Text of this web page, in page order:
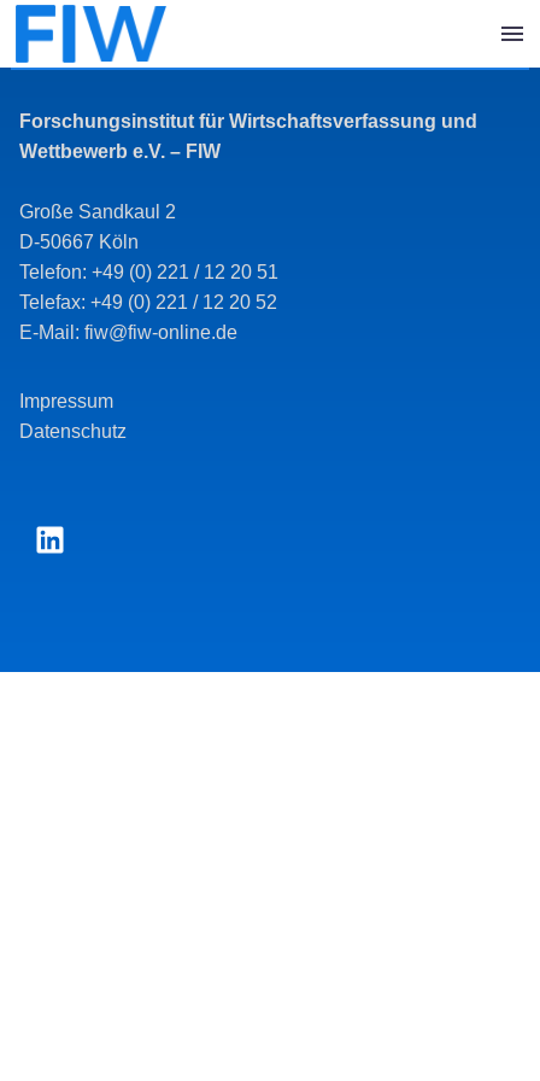
Forschungsinstitut für Wirtschaftsverfassung und
Wettbewerb e.V. – FIW
Große Sandkaul 2
D-50667 Köln
Telefon: +49 (0) 221 / 12 20 51
Telefax: +49 (0) 221 / 12 20 52
E-Mail: fiw@fiw-online.de
Impressum
Datenschutz